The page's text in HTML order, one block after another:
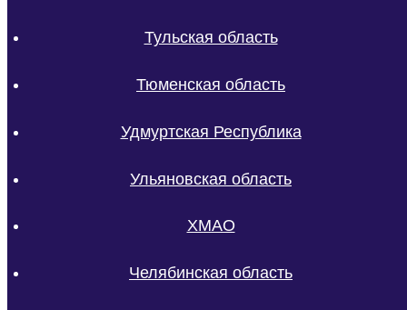
Тульская область
Тюменская область
Удмуртская Республика
Ульяновская область
ХМАО
Челябинская область